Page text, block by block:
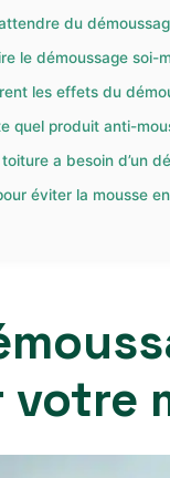
du
le démoussage soi-
les effets du
quel produit anti-
a besoin d’un
éviter la mousse